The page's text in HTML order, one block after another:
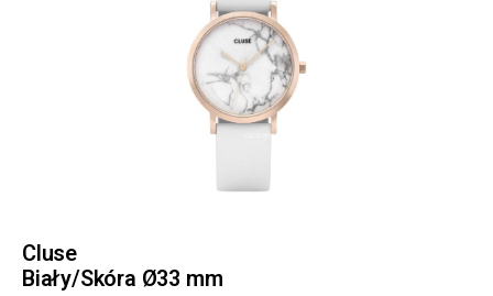
Cluse
Biały/Skóra Ø33 mm